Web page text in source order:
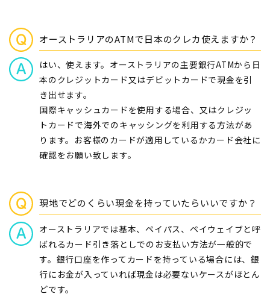
オーストラリアのATMで日本のクレカ使えますか？
はい、使えます。オーストラリアの主要銀行ATMから日
本のクレジットカード又はデビットカードで現金を引
き出せます。
国際キャッシュカードを使用する場合、又はクレジッ
トカードで海外でのキャッシングを利用する方法があ
ります。お客様のカードが適用しているかカード会社に
確認をお願い致します。
現地でどのくらい現金を持っていたらいいですか？
オーストラリアでは基本、ペイパス、ペイウェイブと呼
ばれるカード引き落としでのお支払い方法が一般的で
す。銀行口座を作ってカードを持っている場合には、銀
行にお金が入っていれば現金は必要ないケースがほとん
どです。